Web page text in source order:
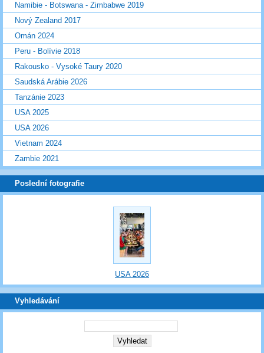
Namibie - Botswana - Zimbabwe 2019
Nový Zealand 2017
Omán 2024
Peru - Bolívie 2018
Rakousko - Vysoké Taury 2020
Saudská Arábie 2026
Tanzánie 2023
USA 2025
USA 2026
Vietnam 2024
Zambie 2021
Poslední fotografie
USA 2026
Vyhledávání